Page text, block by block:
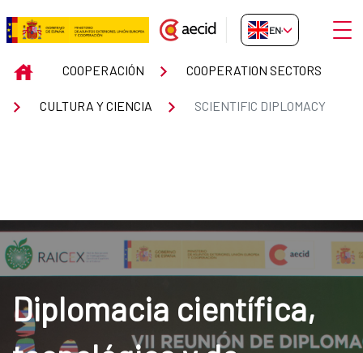
Skip to Main Content
SCIENTIFIC DIPLOMACY
EN-GB
INICIOCOOPERACIÓN COOPERATION SECTORS
CULTURA Y CIENCIA SCIENTIFIC DIPLOMACY
Diplomacia científica,